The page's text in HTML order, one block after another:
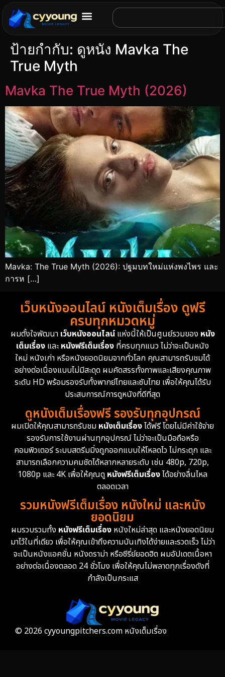
ป้ายกำกับ: ดูหนัง Mavka The
True Myth
Mavka The True Myth (2026)
Mavka: The True Myth (2026): ปฐมบทใหม่แห่งพงไพร และ
การห […]
เว็บหนังออนไลน์ หนังเต็มเรื่อง ดูฟรี
ครบทุกหมวดหมู่
ผมตั้งใจพัฒนา เว็บหนังออนไลน์แห่งนี้ให้เป็นศูนย์รวมของ หนัง
เต็มเรื่อง และหนังฟรีเต็มเรื่อง ที่ครบทุกแนว ไม่ว่าจะเป็นหนัง
ใหม่ หนังเก่า หรือหนังยอดนิยมจากทั่วโลก คุณสามารถรับชมได้
อย่างต่อเนื่องแบบไม่มีสะดุด ผมคัดสรรทั้งภาพและเสียงคุณภาพ
ระดับ HD พร้อมรองรับทั้งพากย์ไทยและซับไทย เพื่อให้คุณได้รับ
ประสบการณ์การดูหนังที่ดีที่สุด
ดูหนังเต็มเรื่องฟรี รองรับทุกอุปกรณ์
ผมเปิดให้คุณสามารถรับชม หนังเต็มเรื่องได้ฟรี โดยไม่มีค่าใช้จ่าย
รองรับการใช้งานผ่านทุกอุปกรณ์ ไม่ว่าจะเป็นมือถือหรือ
คอมพิวเตอร์ ระบบสตรีมมิ่งถูกออกแบบให้โหลดไว ไม่กระตุก และ
สามารถเลือกความคมชัดได้หลากหลายระดับ เช่น 480p, 720p,
1080p และ 4K เพื่อให้คุณดูหนังฟรีเต็มเรื่องได้อย่างลื่นไหล
ตลอดเวลา
รวมหนังฟรีเต็มเรื่อง หนังใหม่ และหนัง
ยอดนิยม
ผมรวบรวมทั้ง หนังฟรีเต็มเรื่อง หนังใหม่ล่าสุด และหนังยอดนิยม
มาไว้ในที่เดียว เพื่อให้คุณเข้าถึงความบันเทิงได้ง่ายและรวดเร็ว ไม่ว่า
จะเป็นหนังแอคชั่น หนังดราม่า หรือซีรี่ย์ยอดฮิต ผมอัปเดตเนื้อหา
อย่างต่อเนื่องตลอด 24 ชั่วโมง เพื่อให้คุณไม่พลาดทุกเรื่องดังที่
กำลังเป็นกระแส
© 2026 cyyoungpitchers.com หนังเต็มเรื่อง